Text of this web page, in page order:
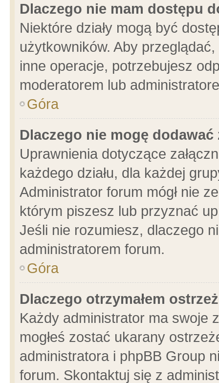
Dlaczego nie mam dostępu
Niektóre działy mogą być
użytkowników. Aby
inne operacje, potrzebujesz
moderatorem lub
Góra
Dlaczego nie mogę dodawać
Uprawnienia dotyczące
każdego działu, dla każdej
Administrator forum mógł nie
którym piszesz lub przyznać
Jeśli nie rozumiesz, dlaczego
administratorem forum.
Góra
Dlaczego otrzymałem
Każdy administrator ma swoje
mogłeś zostać ukarany
administratora i phpBB Group
forum. Skontaktuj się z